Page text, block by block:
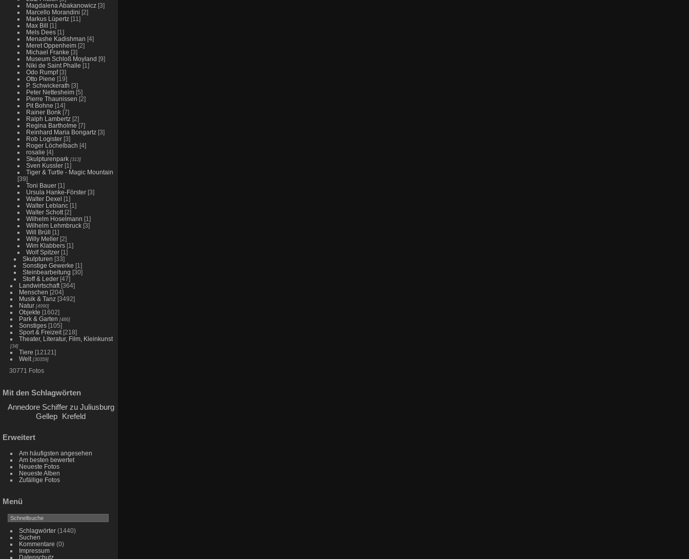
Magdalena Abakanowicz [3]
Marcello Morandini [2]
Markus Lüpertz [11]
Max Bill [1]
Mels Dees [1]
Menashe Kadishman [4]
Meret Oppenheim [2]
Michael Franke [3]
Museum Schloß Moyland [9]
Niki de Saint Phalle [1]
Odo Rumpf [3]
Otto Piene [19]
P. Schwickerath [3]
Peter Nettesheim [5]
Pierre Thaunissen [2]
Pit Bohne [14]
Rainer Bonk [7]
Ralph Lambertz [2]
Regina Bartholme [7]
Reinhard Maria Bongartz [3]
Rob Logister [3]
Roger Löchelbach [4]
rosalie [4]
Skulpturenpark [313]
Sven Kussler [1]
Tiger & Turtle - Magic Mountain
[39]
Toni Bauer [1]
Ursula Hanke-Förster [3]
Walter Dexel [1]
Walter Leblanc [1]
Walter Schott [2]
Wilhelm Hoselmann [1]
Wilhelm Lehmbruck [3]
Will Brüll [1]
Willy Meller [2]
Wim Klabbers [1]
Wolf Spitzer [1]
Skulpturen [33]
Sonstige Gewerke [1]
Steinbearbeitung [30]
Stoff & Leder [47]
Landwirtschaft [364]
Menschen [204]
Musik & Tanz [3492]
Natur [4990]
Objekte [1602]
Park & Garten [486]
Sonstiges [105]
Sport & Freizeit [218]
Theater, Literatur, Film, Kleinkunst
[34]
Tiere [12121]
Welt [30359]
30771 Fotos
Mit den Schlagwörten
Annedore Schiffer zu Juliusburg
Gellep Krefeld
Erweitert
Am häufigsten angesehen
Am besten bewertet
Neueste Fotos
Neueste Alben
Zufällige Fotos
Menü
Schlagwörter(1440)
Suchen
Kommentare (0)
Impressum
Datenschutz